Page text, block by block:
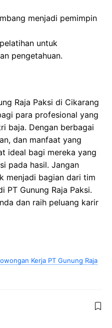
menjadi pemimpin
untuk
pengetahuan.
Raja Paksi di Cikarang
para profesional yang
baja. Dengan berbagai
dan manfaat yang
ideal bagi mereka yang
pada hasil. Jangan
menjadi bagian dari tim
PT Gunung Raja Paksi.
dan raih peluang karir
Kerja PT Gunung Raja